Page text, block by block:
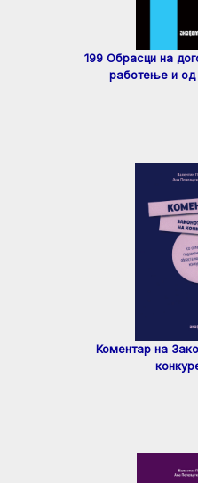
199 Обрасци на
работење и од
Коментар на